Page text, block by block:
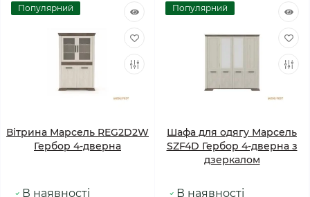
Популярний
Вітрина Марсель REG2D2W
Гербор 4-дверна
В наявності
Популярний
Шафа для одягу Марсель
SZF4D Гербор 4-дверна з
дзеркалом
В наявності